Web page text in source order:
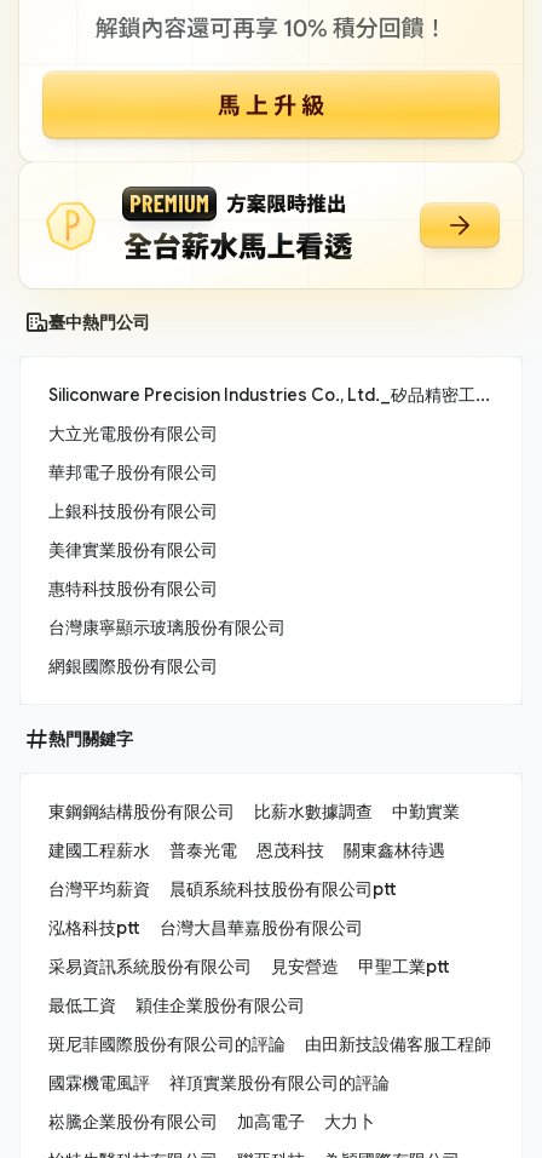
臺中熱門公司
Siliconware Precision Industries Co., Ltd._矽品精密工業股份有限公司
大立光電股份有限公司
華邦電子股份有限公司
上銀科技股份有限公司
美律實業股份有限公司
惠特科技股份有限公司
台灣康寧顯示玻璃股份有限公司
網銀國際股份有限公司
熱門關鍵字
東鋼鋼結構股份有限公司 比薪水數據調查
中勤實業
建國工程薪水
普泰光電 恩茂科技
關東鑫林待遇
台灣平均薪資
晨碩系統科技股份有限公司ptt
泓格科技ptt
台灣大昌華嘉股份有限公司
采易資訊系統股份有限公司
見安營造
甲聖工業ptt
最低工資
穎佳企業股份有限公司
斑尼菲國際股份有限公司的評論
由田新技設備客服工程師
國霖機電風評
祥頂實業股份有限公司的評論
崧騰企業股份有限公司
加高電子
大力卜